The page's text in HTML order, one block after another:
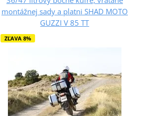
montážnej sady a platni SHAD MOTO
GUZZI V 85 TT
ZĽAVA 8%